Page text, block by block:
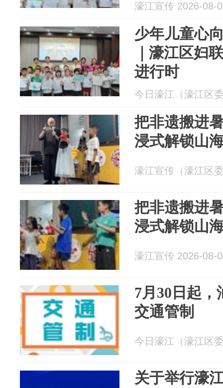
濠江宣传 2026-08-
少年儿童心
｜濠江区妇
进行时
今日濠江（濠江区
把非遗搬进
浸式解锁山
濠江宣传（濠江区
把非遗搬进
浸式解锁山
濠江宣传 2026-08-
7月30日起
交通管制
今日濠江（濠江区
关于举行濠